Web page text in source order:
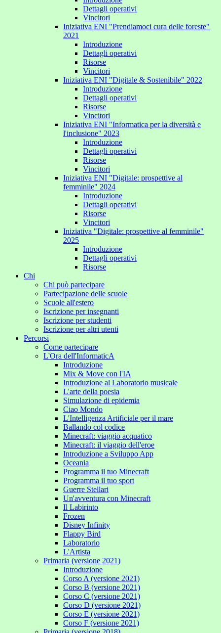
Dettagli operativi
Vincitori
Iniziativa ENI "Prendiamoci cura delle foreste"
2021
Introduzione
Dettagli operativi
Risorse
Vincitori
Iniziativa ENI "Digitale & Sostenibile" 2022
Introduzione
Dettagli operativi
Risorse
Vincitori
Iniziativa ENI "Informatica per la diversità e
l'inclusione" 2023
Introduzione
Dettagli operativi
Risorse
Vincitori
Iniziativa ENI "Digitale: prospettive al
femminile" 2024
Introduzione
Dettagli operativi
Risorse
Vincitori
Iniziativa "Digitale: prospettive al femminile"
2025
Introduzione
Dettagli operativi
Risorse
Chi
Chi può partecipare
Partecipazione delle scuole
Scuole all'estero
Iscrizione per insegnanti
Iscrizione per studenti
Iscrizione per altri utenti
Percorsi
Come partecipare
L'Ora dell'InformaticA
Introduzione
Mix & Move con l'IA
Introduzione al Laboratorio musicale
L'arte della poesia
Simulazione di epidemia
Ciao Mondo
L'Intelligenza Artificiale per il mare
Ballando col codice
Minecraft: viaggio acquatico
Minecraft: il viaggio dell'eroe
Introduzione a Sviluppo App
Oceania
Programma il tuo Minecraft
Programma il tuo sport
Guerre Stellari
Un'avventura con Minecraft
Il Labirinto
Frozen
Disney Infinity
Flappy Bird
Laboratorio
L'Artista
Primaria (versione 2021)
Introduzione
Corso A (versione 2021)
Corso B (versione 2021)
Corso C (versione 2021)
Corso D (versione 2021)
Corso E (versione 2021)
Corso F (versione 2021)